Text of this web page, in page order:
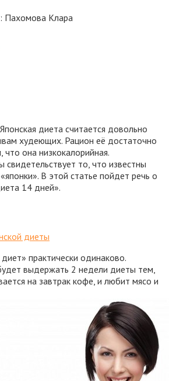
Пахомова Клара
Японская диета считается довольно
худеющих. Рацион её достаточно
она низкокалорийная.
свидетельствует то, что известны
В этой статье пойдет речь о
14 дней».
диеты
практически одинаково.
выдержать 2 недели диеты тем,
на завтрак кофе, и любит мясо и